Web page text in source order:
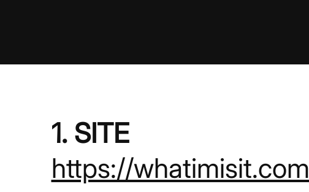
1. SITE
https://whatimisit.com